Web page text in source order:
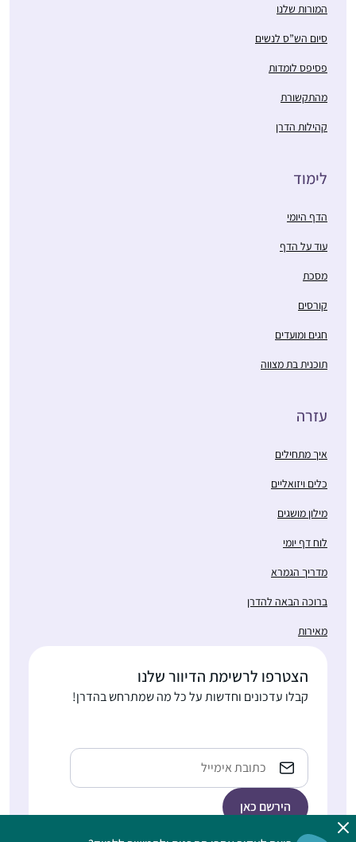
המורות שלנו
סיום הש”ס לנשים
פסיפס לומדות
מהתקשורת
קהילות הדרן
לימוד
הדף היומי
עוד על הדף
מסכת
קורסים
חגים ומועדים
תוכנית בת מצווה
עזרה
איך מתחילים
כלים ויזואליים
מילון מושגים
לוח דף יומי
מדריך הגמרא
ברוכה הבאה להדרן
מאירות
הצטרפו לרשימת הדיוור שלנו
קבלו עדכונים וחדשות על כל מה שמתרחש בהדרן!
Email